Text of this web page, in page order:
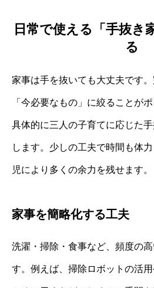
日常で使える「手抜き
る
家事は手を抜いても大丈夫です。
「今必要なもの」に絞ることが
具体的に三人の子育てに応じた
します。少しの工夫で時間も体
児により多くの余力を残せます。
家事を簡略化する工夫
洗濯・掃除・食事など、頻度の
す。例えば、掃除ロボットの活